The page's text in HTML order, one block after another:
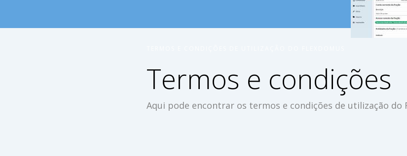
Termos e condições
Aqui pode encontrar os termos e condições de utilização do